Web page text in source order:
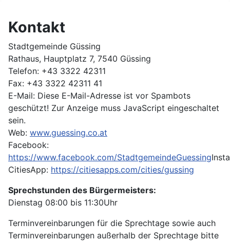
Kontakt
Stadtgemeinde Güssing
Rathaus, Hauptplatz 7, 7540 Güssing
Telefon: +43 3322 42311
Fax: +43 3322 42311 41
E-Mail: Diese E-Mail-Adresse ist vor Spambots
geschützt! Zur Anzeige muss JavaScript eingeschaltet
sein.
Web: www.guessing.co.at
Facebook:
https://www.facebook.com/StadtgemeindeGuessing
CitiesApp: https://citiesapps.com/cities/gussing
Sprechstunden des Bürgermeisters:
Dienstag 08:00 bis 11:30Uhr
Terminvereinbarungen für die Sprechtage sowie auch
Terminvereinbarungen außerhalb der Sprechtage bitte